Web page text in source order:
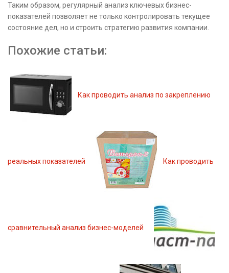
Таким образом, регулярный анализ ключевых бизнес-
показателей позволяет не только контролировать текущее
состояние дел, но и строить стратегию развития компании.
Похожие статьи:
Как проводить анализ по закреплению
реальных показателей Как проводить
сравнительный анализ бизнес-моделей